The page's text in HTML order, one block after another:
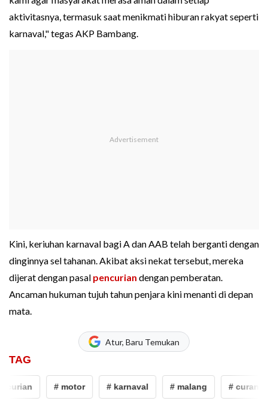
aktivitasnya, termasuk saat menikmati hiburan rakyat seperti
karnaval," tegas AKP Bambang.
Kini, keriuhan karnaval bagi A dan AAB telah berganti dengan
dinginnya sel tahanan. Akibat aksi nekat tersebut, mereka
dijerat dengan pasal pencurian dengan pemberatan.
Ancaman hukuman tujuh tahun penjara kini menanti di depan
mata.
Atur, Baru Temukan
TAG
# motor # karnaval # malang # curanmor